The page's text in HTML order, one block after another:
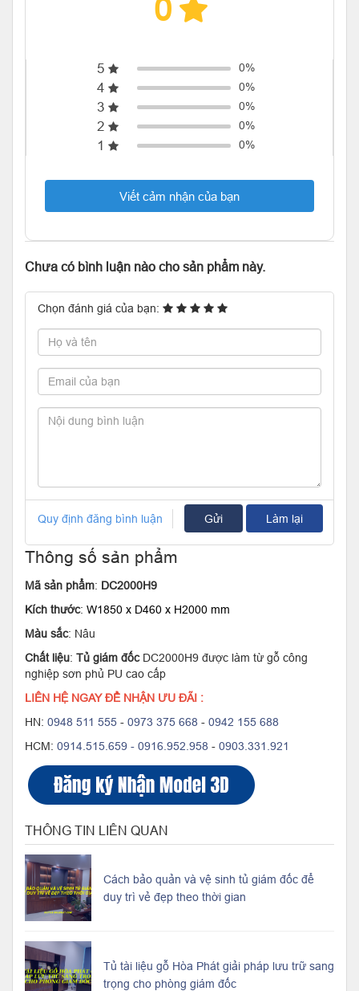
0
5 0%
4 0%
3 0%
2 0%
1 0%
Viết cảm nhận của bạn
Chưa có bình luận nào cho sản phẩm này.
Chọn đánh giá của bạn:
Quy định đăng bình luận Gửi Làm lại
Thông số sản phẩm
Mã sản phẩm: DC2000H9
Kích thước: W1850 x D460 x H2000 mm
Màu sắc: Nâu
Chất liệu: Tủ giám đốcDC2000H9 được làm từ gỗ công
nghiệp sơn phủ PU cao cấp
LIÊN HỆ NGAY ĐỂ NHẬN ƯU ĐÃI :
HN: 0948 511 555 - 0973 375 668 - 0942 155 688
HCM: 0914.515.659 - 0916.952.958 - 0903.331.921
THÔNG TIN LIÊN QUAN
Cách bảo quản và vệ sinh tủ giám đốc để
duy trì vẻ đẹp theo thời gian
Tủ tài liệu gỗ Hòa Phát giải pháp lưu trữ sang
trọng cho phòng giám đốc